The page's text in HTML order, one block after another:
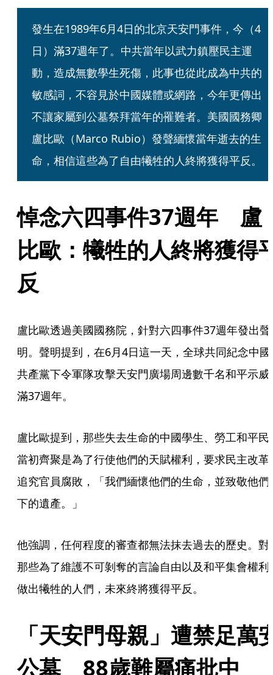
發生在1989年6月4日的北京天安門事件，今（4
日）滿37週年了。中共當年以武力鎮壓民主運
動，造成無數學生死傷，此事也從此成為中共的
敏感詞，不容見於中國媒體或網路，今年更傳出
不讓家屬到公墓祭拜當年的罹難者。美國國務卿
盧比歐（Marco Rubio）發聲緬懷當年逝去的生
命，相信這些為了自由犧牲的人終將獲得平反。
悼念六四事件37週年　盧
比歐：犧牲的人終將獲得
反
盧比歐透過美國國務院，針對六四事件37週年發出聲
明。聲明提到，在6月4日這一天，全球共同紀念中國
共產黨下令軍隊攻擊天安門廣場周邊數千名和平示威
滿37週年。
盧比歐提到，那些失去生命的中國學生、勞工和平民
當初齊聚是為了行使他們的天賦權利，要求民主改革
追究官員腐敗，「我們緬懷他們的生命，並致敬他們
下的遺產。」
他強調，任何程度的審查都無法抹去過去的歷史。對
那些為了維護不可剝奪的言論自由以及和平集會權利
做出犧牲的人們，未來終將獲得平反。
「天安門母親」遭禁足萬
公墓　88歲難屬痛批中